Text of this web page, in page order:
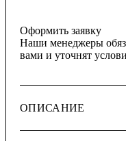
Оформить заявку
Наши менеджеры
вами и уточнят
ОПИСАНИЕ